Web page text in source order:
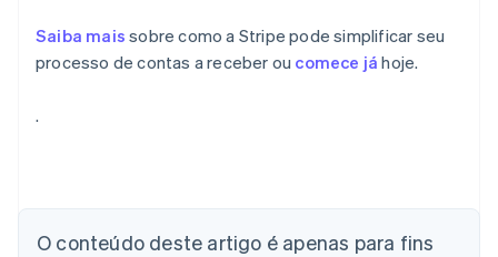
Saiba mais sobre como a Stripe pode simplificar seu
processo de contas a receber ou comece já hoje.
.
O conteúdo deste artigo é apenas para fins
Austrália